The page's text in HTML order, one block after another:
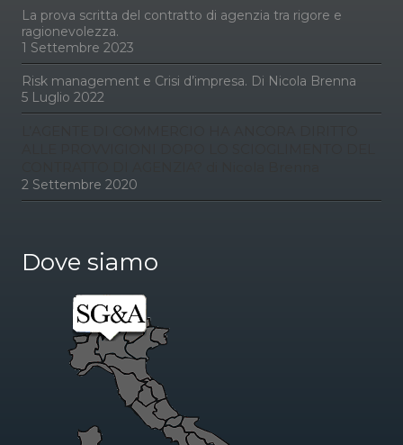
La prova scritta del contratto di agenzia tra rigore e
ragionevolezza.
1 Settembre 2023
Risk management e Crisi d’impresa. Di Nicola Brenna
5 Luglio 2022
2 Settembre 2020
Dove siamo